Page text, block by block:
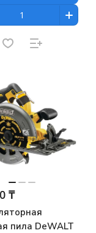
₸
пила DeWALT